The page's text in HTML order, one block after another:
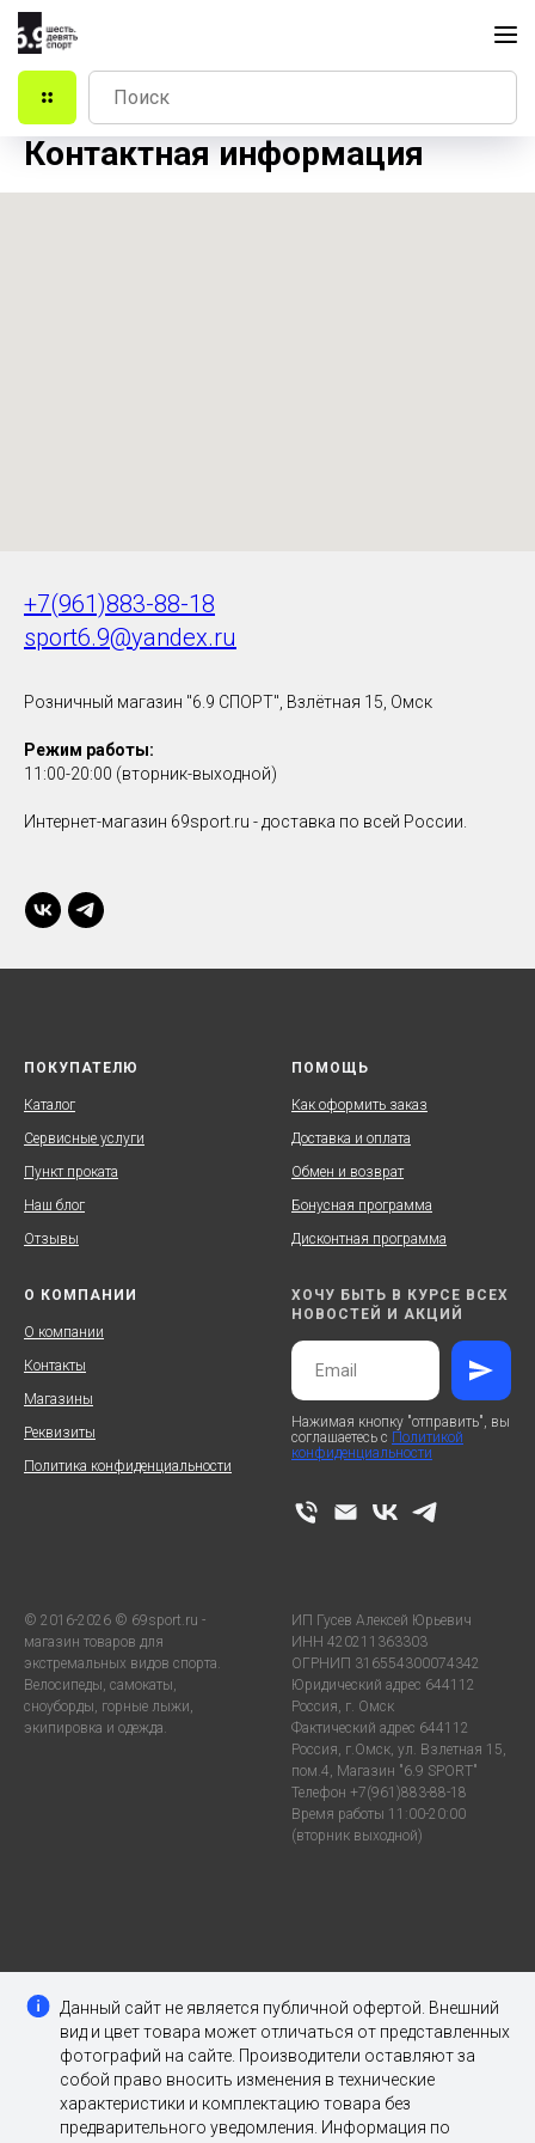
Контактная информация
+7(961)883-88-18
sport6.9@yandex.ru
Розничный магазин "6.9 СПОРТ", Взлётная 15, Омск
Режим работы:
11:00-20:00 (вторник-выходной)
Интернет-магазин 69sport.ru - доставка по всей России.
ПОКУПАТЕЛЮ
Каталог
Сервисные услуги
Пункт проката
Наш блог
Отзывы
ПОМОЩЬ
Как оформить заказ
Доставка и оплата
Обмен и возврат
Бонусная программа
Дисконтная программа
О КОМПАНИИ
О компании
Контакты
Магазины
Реквизиты
Политика конфиденциальности
ХОЧУ БЫТЬ В КУРСЕ ВСЕХ
НОВОСТЕЙ И АКЦИЙ
Нажимая кнопку "отправить", вы
соглашаетесь с Политикой
конфиденциальности
© 2016-2026 © 69sport.ru -
магазин товаров для
экстремальных видов спорта.
Велосипеды, самокаты,
сноуборды, горные лыжи,
экипировка и одежда.
ИП Гусев Алексей Юрьевич
ИНН 420211363303
ОГРНИП 316554300074342
Юридический адрес 644112
Россия, г. Омск
Фактический адрес 644112
Россия, г.Омск, ул. Взлетная 15,
пом.4, Магазин "6.9 SPORT"
Телефон +7(961)883-88-18
Время работы 11:00-20:00
(вторник выходной)
Данный сайт не является публичной офертой. Внешний
вид и цвет товара может отличаться от представленных
фотографий на сайте. Производители оставляют за
собой право вносить изменения в технические
характеристики и комплектацию товара без
предварительного уведомления. Информация по